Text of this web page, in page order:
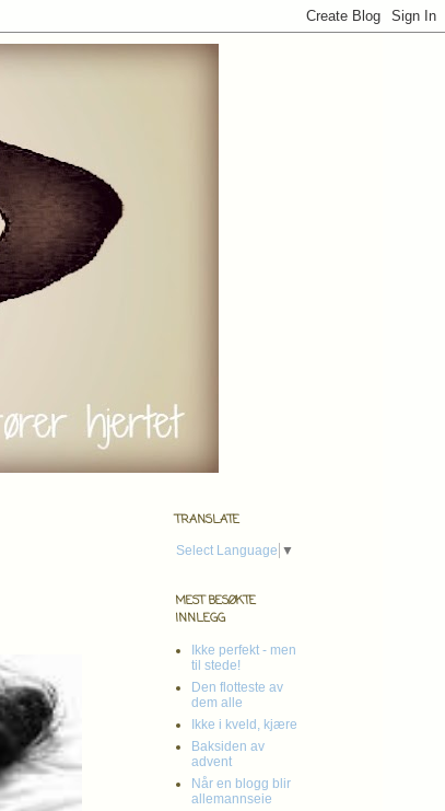
TRANSLATE
Select Language ▼
MEST BESØKTE
INNLEGG
Ikke perfekt - men
til stede!
Den flotteste av
dem alle
Ikke i kveld, kjære
Baksiden av
advent
Når en blogg blir
allemannseie